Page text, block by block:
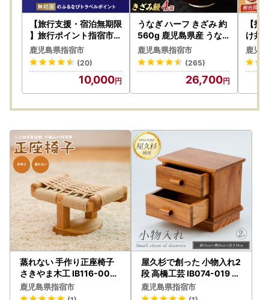
た寄附者の皆様には、誠意を持って真摯に対応させていただ
く所存です。
何卒ご理解賜りますようお願い申し上げます。
-------------------------
【発送後のお届け先変更が有料となります】
2023年6月1日から、発送後に送り状に記載された住所以外
更前のお届け先から変更後のお届け先までの着払い運賃が別
※住所の登録間違いによる訂正転送も有料対象となります。
お届け先変更の際は、指宿市ふるさと納税担当まで早めにご
連絡いただきますよう、お願いいたします。
■指宿市ふるさと納税担当
電話：0993-23-1072
メール：ibuf@po.minc.ne.jp
【旅行支援・宿泊無期限
】旅行ポイント指宿市ふ
るなびトラベルポイント
鹿児島県指宿市
(20)
10,000
うなぎ ハーフ きざみ 約
560g 鹿児島県産 うな
ぎ IB020-005
鹿児島県指宿市
(265)
26,700
【指
け丼
ト各
キハ
小分
鹿児
蒸れない 手作り正座椅子
さきやま木工 IB116-005
いす チェア
鹿児島県指宿市
屋久杉で創った 小物入れ2
段 高橋工芸 IB074-019 イ
ンテリア インテリア
鹿児島県指宿市